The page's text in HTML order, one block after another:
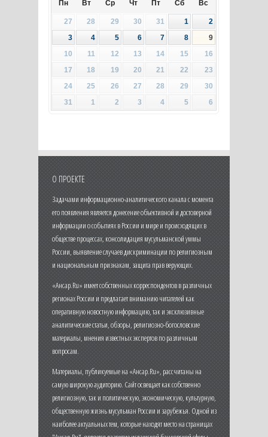
Пн Вт Ср Чт Пт Сб Вс
27 28 29 30 31 1
2
3
4 5 6 7 8
9
10
11 12 13 14 15
16
17
18 19 20 21 22
23
24
25 26 27 28 29
30
31
1 2 3 4 5 6
О ПРОЕКТЕ
Задачами информационно-аналитического канала с момента
его появления является донесение объективной и достоверной
информации о событиях в России и мире и происходящих в
обществе процессах, консолидация мусульманской уммы
России, выявление случаев дискриминации по религиозным
и национальным признакам, защита прав верующих.
«Ансар.Ru» имеет собственных корреспондентов в различных
регионах России и предлагает вниманию читателей как
оперативную новостную информацию, так и эксклюзивные
аналитические статьи, обзоры, религиозно-богословские
материалы, мнения известных экспертов по различным
вопросам.
Материалы, публикуемые на «Ансар.Ru», рассчитаны на
самую широкую аудиторию. Сайт освещает как собственно
религиозную, так и политическую, экономическую, культурную,
общественную жизнь мусульман России и зарубежья. Одной из
наиболее актуальных тем, которые находят место на страницах